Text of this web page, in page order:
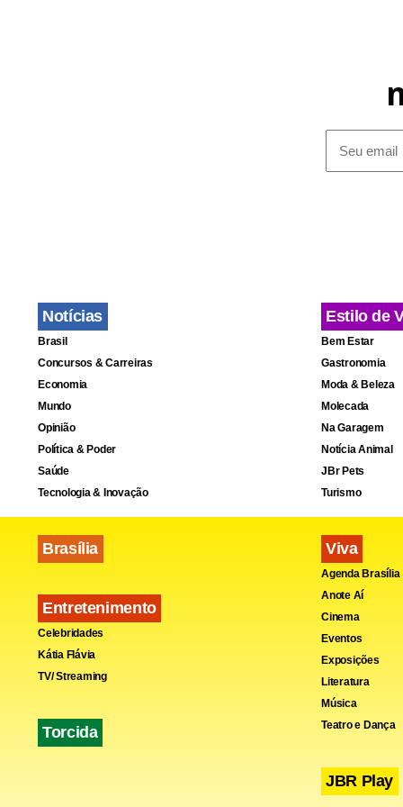
Em geral,
Rio-
Além de
diversas
Rio Grande
De acordo
semana.
Notícias
Brasil
Concursos & Carreiras
Economia
Mundo
Opinião
Política & Poder
Saúde
Tecnologia & Inovação
Brasília
Entretenimento
Celebridades
Kátia Flávia
TV/ Streaming
Torcida
Estilo de
Bem Estar
Gastronomia
Moda & Beleza
Molecada
Na Garagem
Notícia Animal
JBr Pets
Turismo
Viva
Agenda Brasília
Anote Aí
Cinema
Eventos
Exposições
Literatura
Música
Teatro e Dança
JBR Play